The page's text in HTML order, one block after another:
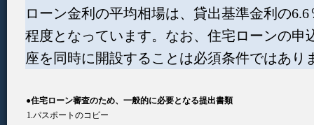
ローン金利の平均相場は、貸出基準金利の
程度となっています。なお、住宅ローンの申
座を同時に開設することは必須条件ではあり
●住宅ローン審査のため、一般的に必要となる提出書類
1.パスポートのコピー